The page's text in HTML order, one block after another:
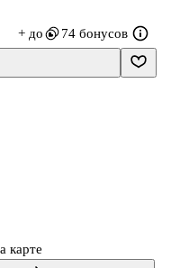
+ до 74 бонусов
карте